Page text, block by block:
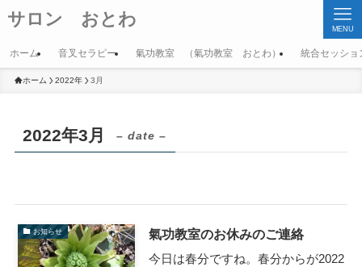
サロン おとわ MENU
ホーム 音叉セラピー 氣功教室 （氣功教室 おとわ） 統合セッショ
ホーム 2022年 3月
2022年3月 – date –
お知らせ 氣功教室のお休みのご連絡
今日は春分ですね。春分からが2022